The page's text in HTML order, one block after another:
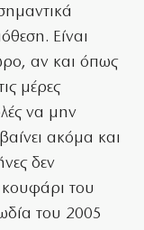
Είναι
αν και όπως
μέρες
να μην
ακόμα και
δεν
κουφάρι του
του 2005